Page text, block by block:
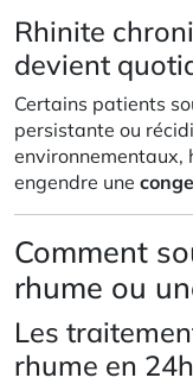
Rhinite
devient
Certains patients
persistante ou
environnementaux,
engendre une
Comment
rhume ou
Les
rhume en